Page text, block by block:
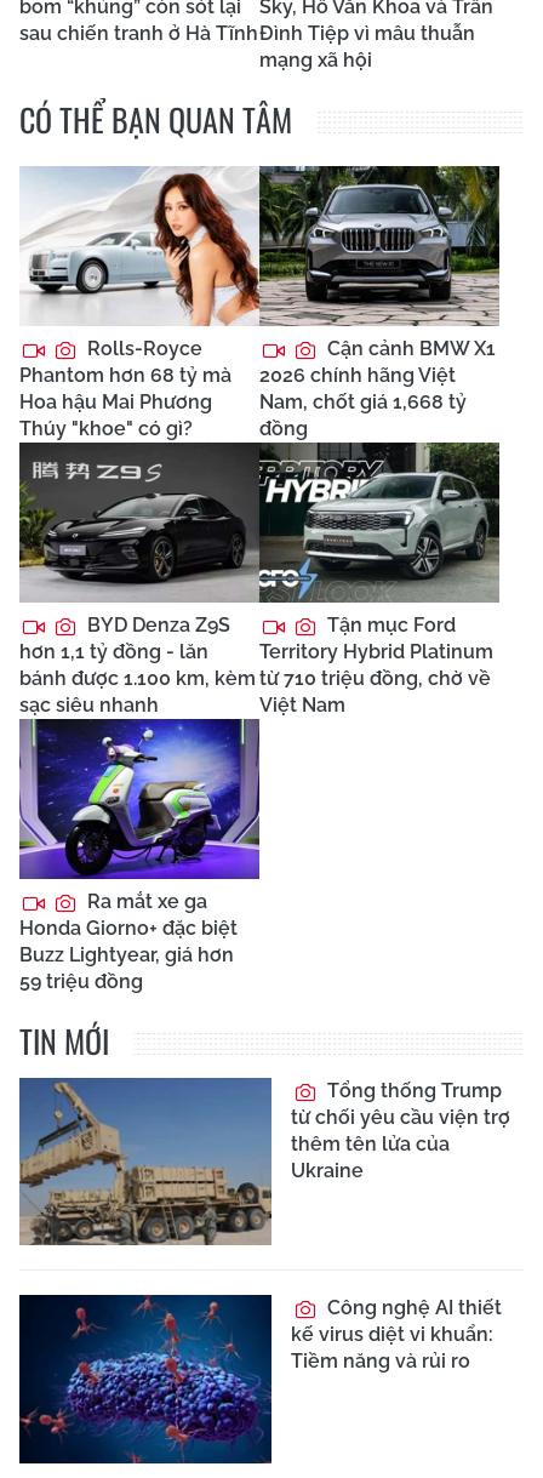
bom “khủng” còn sót lại
sau chiến tranh ở Hà Tĩnh
Sky, Hồ Văn Khoa và Trần
Đình Tiệp vì mâu thuẫn
mạng xã hội
CÓ THỂ BẠN QUAN TÂM
Rolls-Royce
Phantom hơn 68 tỷ mà
Hoa hậu Mai Phương
Thúy "khoe" có gì?
Cận cảnh BMW X1
2026 chính hãng Việt
Nam, chốt giá 1,668 tỷ
đồng
BYD Denza Z9S
hơn 1,1 tỷ đồng - lăn
bánh được 1.100 km, kèm
sạc siêu nhanh
Tận mục Ford
Territory Hybrid Platinum
từ 710 triệu đồng, chờ về
Việt Nam
Ra mắt xe ga
Honda Giorno+ đặc biệt
Buzz Lightyear, giá hơn
59 triệu đồng
TIN MỚI
Tổng thống Trump
từ chối yêu cầu viện trợ
thêm tên lửa của
Ukraine
Công nghệ AI thiết
kế virus diệt vi khuẩn:
Tiềm năng và rủi ro